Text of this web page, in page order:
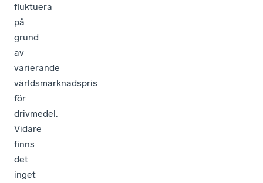
fluktuera
på
grund
av
varierande
världsmarknadspris
för
drivmedel.
Vidare
finns
det
inget